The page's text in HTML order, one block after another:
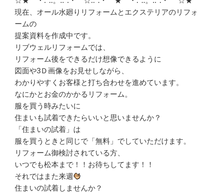
現在、オール水廻りリフォームとエクステリアのリフォ
ームの
提案資料を作成中です。
リブウェルリフォームでは、
リフォーム後をできるだけ想像できるように
図面や3Ｄ画像をお見せしながら、
わかりやすくお客様と打ち合わせを進めています。
なにかとお金のかかるリフォーム。
服を買う時みたいに
住まいも試着できたらいいと思いませんか？
「住まいの試着」は
服を買うときと同じで「無料」でしていただけます。
リフォーム御検討されている方、
いつでも松本まで！！お待ちしてます！！
それではまた来週
住まいの試着しませんか？